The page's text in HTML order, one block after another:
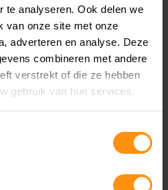
te analyseren. Ook delen we
van onze site met onze
adverteren en analyse. Deze
combineren met andere
verstrekt of die ze hebben
gebruik van hun services.
Deltabox-chassis
IN